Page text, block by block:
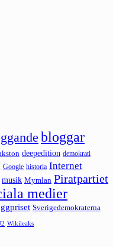
bloggar
deepedition demokrati
Google historia Internet
musik Mymlan Piratpartiet
medier
Sverigedemokraterna
Wikileaks